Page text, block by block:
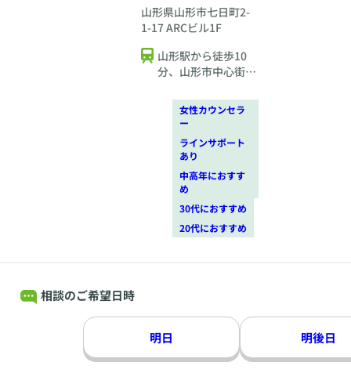
ります。
山形県山形市七日町2-
1-17 ARCビル1F
山形駅から徒歩10
分、山形市中心街に
女性カウンセラ
ー
ラインサポート
あり
中高年におすす
め
30代におすすめ
20代におすすめ
相談のご希望日時
明日 明後日